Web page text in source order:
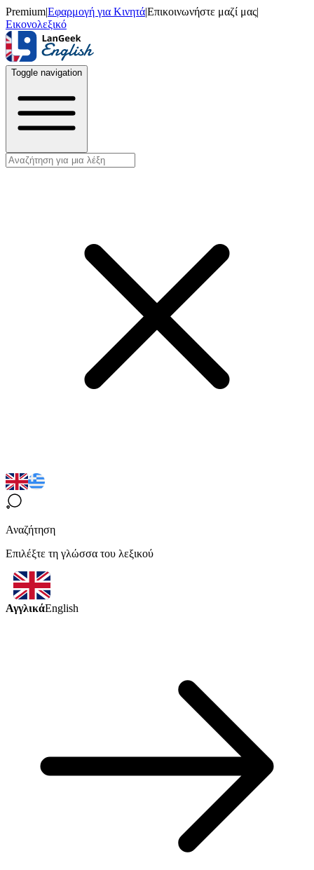
Premium|Εφαρμογή για Κινητά|Επικοινωνήστε μαζί μας|
Εικονολεξικό
Toggle navigation
Αναζήτηση
Επιλέξτε τη γλώσσα του λεξικού
ΑγγλικάEnglish